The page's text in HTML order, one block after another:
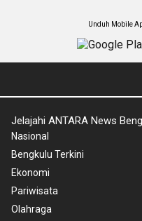
Unduh Mobile
Jelajahi ANTARA News
Nasional
Bengkulu Terkini
Ekonomi
Pariwisata
Olahraga